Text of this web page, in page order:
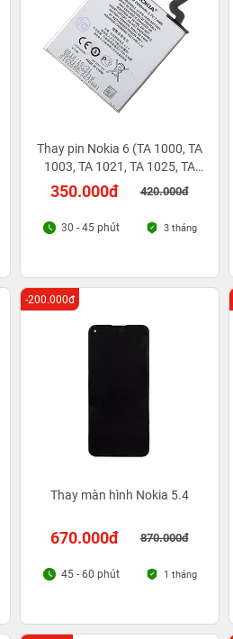
Thay pin Nokia 6 (TA 1000, TA
1003, TA 1021, TA 1025, TA
1033, TA 1039)
350.000đ 420.000đ
30 - 45 phút 3 tháng
Thay màn hình Nokia 5.4
670.000đ 870.000đ
-200.000đ
45 - 60 phút 1 tháng